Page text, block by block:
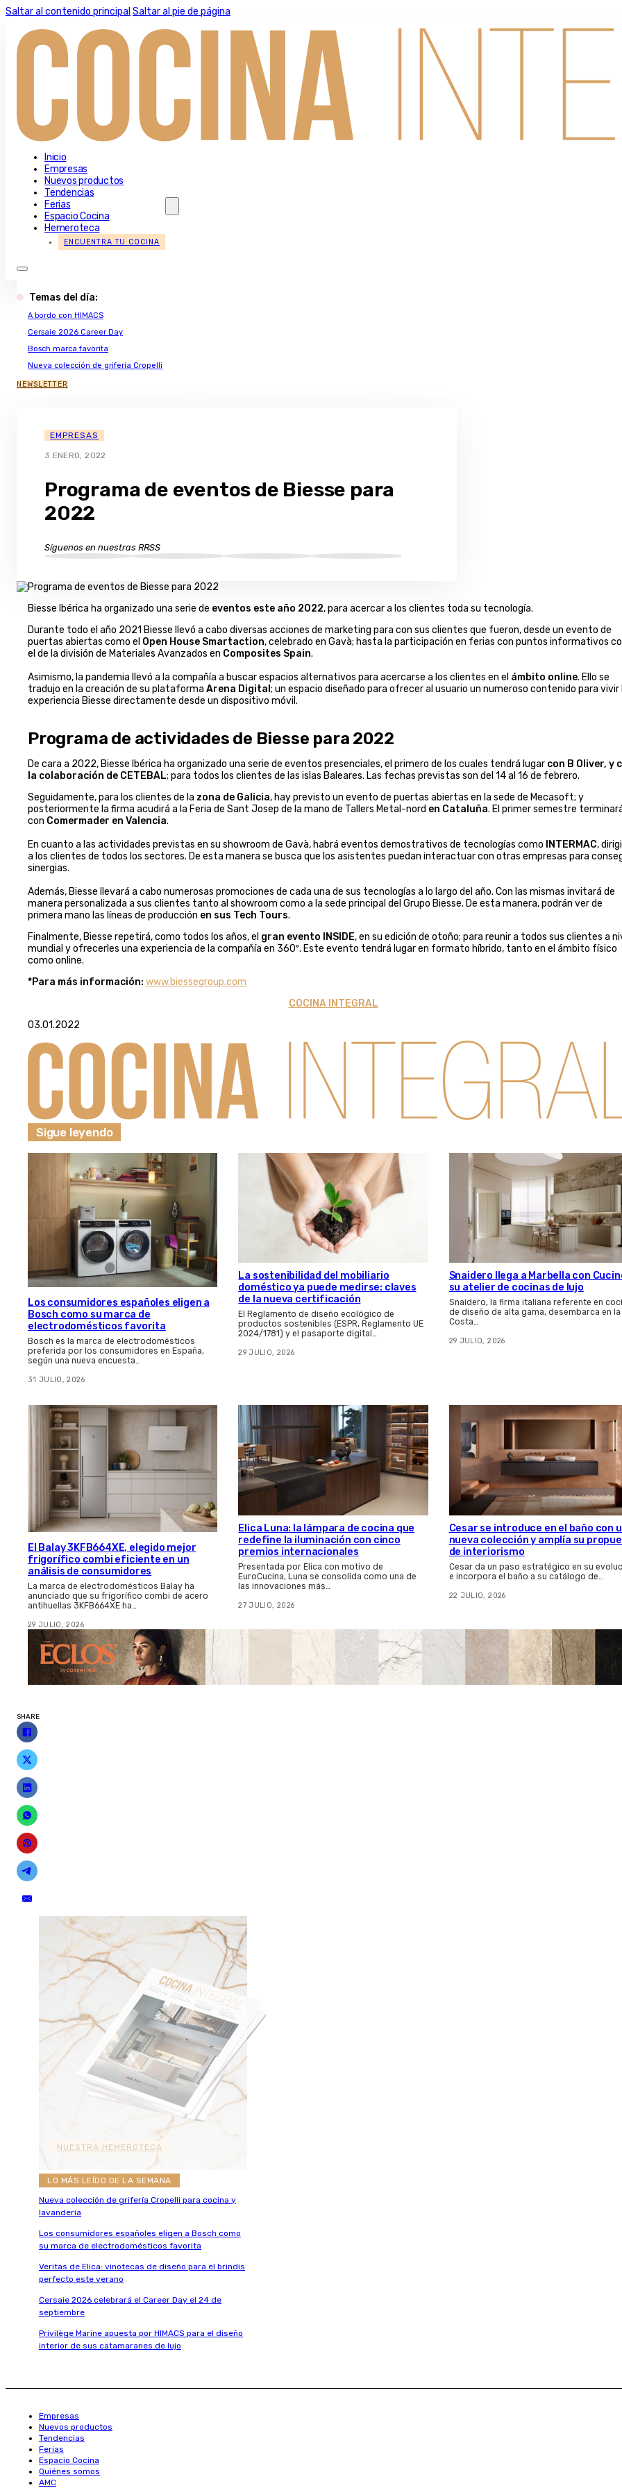
Saltar al contenido principal Saltar al pie de página
Inicio
Empresas
Nuevos productos
Tendencias
Ferias
Espacio Cocina
Hemeroteca
ENCUENTRA TU COCINA
Temas del día:
A bordo con HIMACS
Cersaie 2026 Career Day
Bosch marca favorita
Nueva colección de grifería Cropelli
NEWSLETTER
EMPRESAS
3 ENERO, 2022
Programa de eventos de Biesse para
2022
Síguenos en nuestras RRSS
Biesse Ibérica ha organizado una serie de eventos este año 2022, para acercar a los clientes toda su tecnología.
Durante todo el año 2021 Biesse llevó a cabo diversas acciones de marketing para con sus clientes que fueron, desde un evento de
puertas abiertas como el Open House Smartaction, celebrado en Gavà; hasta la participación en ferias con puntos informativos
el de la división de Materiales Avanzados en Composites Spain.
Asimismo, la pandemia llevó a la compañía a buscar espacios alternativos para acercarse a los clientes en el ámbito online. Ello se
tradujo en la creación de su plataforma Arena Digital ; un espacio diseñado para ofrecer al usuario un numeroso contenido para vivir
experiencia Biesse directamente desde un dispositivo móvil.
Programa de actividades de Biesse para 2022
De cara a 2022, Biesse Ibérica ha organizado una serie de eventos presenciales, el primero de los cuales tendrá lugar con B Oliver, y
la colaboración de CETEBAL; para todos los clientes de las islas Baleares. Las fechas previstas son del 14 al 16 de febrero.
Seguidamente, para los clientes de la zona de Galicia, hay previsto un evento de puertas abiertas en la sede de Mecasoft; y
posteriormente la firma acudirá a la Feria de Sant Josep de la mano de Tallers Metal-nord en Cataluña. El primer semestre
con Comermader en Valencia.
En cuanto a las actividades previstas en su showroom de Gavà, habrá eventos demostrativos de tecnologías como INTERMAC,
a los clientes de todos los sectores. De esta manera se busca que los asistentes puedan interactuar con otras empresas para
sinergias.
Además, Biesse llevará a cabo numerosas promociones de cada una de sus tecnologías a lo largo del año. Con las mismas invitará de
manera personalizada a sus clientes tanto al showroom como a la sede principal del Grupo Biesse. De esta manera, podrán ver de
primera mano las líneas de producción en sus Tech Tours.
Finalmente, Biesse repetirá, como todos los años, el gran evento INSIDE, en su edición de otoño; para reunir a todos sus clientes a
mundial y ofrecerles una experiencia de la compañía en 360º. Este evento tendrá lugar en formato híbrido, tanto en el ámbito físico
como online.
*Para más información: www.biessegroup.com
COCINA INTEGRAL
03.01.2022
Sigue leyendo
Los consumidores españoles eligen a
Bosch como su marca de
electrodomésticos favorita
Bosch es la marca de electrodomésticos
preferida por los consumidores en España,
según una nueva encuesta…
31 JULIO, 2026
La sostenibilidad del mobiliario
doméstico ya puede medirse: claves
de la nueva certificación
El Reglamento de diseño ecológico de
productos sostenibles (ESPR, Reglamento UE
2024/1781) y el pasaporte digital…
29 JULIO, 2026
Snaidero llega a Marbella con
su atelier de cocinas de lujo
Snaidero, la firma italiana referente en
de diseño de alta gama, desembarca en la
Costa…
29 JULIO, 2026
El Balay 3KFB664XE, elegido mejor
frigorífico combi eficiente en un
análisis de consumidores
La marca de electrodomésticos Balay ha
anunciado que su frigorífico combi de acero
antihuellas 3KFB664XE ha…
29 JULIO, 2026
Elica Luna: la lámpara de cocina que
redefine la iluminación con cinco
premios internacionales
Presentada por Elica con motivo de
EuroCucina, Luna se consolida como una de
las innovaciones más…
27 JULIO, 2026
Cesar se introduce en el baño con
nueva colección y amplía su
de interiorismo
Cesar da un paso estratégico en su
e incorpora el baño a su catálogo de…
22 JULIO, 2026
SHARE
NUESTRA HEMEROTECA
LO MÁS LEÍDO DE LA SEMANA
Nueva colección de grifería Cropelli para cocina y
lavandería
Los consumidores españoles eligen a Bosch como
su marca de electrodomésticos favorita
Veritas de Elica: vinotecas de diseño para el brindis
perfecto este verano
Cersaie 2026 celebrará el Career Day el 24 de
septiembre
Privilège Marine apuesta por HIMACS para el diseño
interior de sus catamaranes de lujo
Empresas
Nuevos productos
Tendencias
Ferias
Espacio Cocina
Quiénes somos
AMC